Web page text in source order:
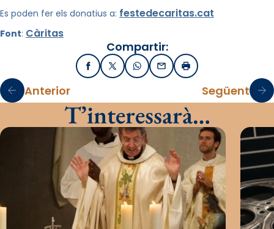
Es poden fer els donatius a: festedecaritas.cat
Font: Càritas
Compartir:
FacebookX / TwitterWhatsApp
EmailImprimir
Anterior Següent
T’interessarà…